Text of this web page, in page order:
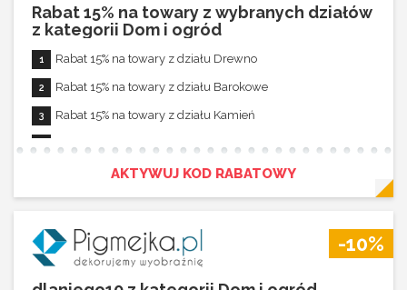
Rabat 15% na towary z wybranych działów
z kategorii Dom i ogród
Rabat 15% na towary z działu Drewno
Rabat 15% na towary z działu Barokowe
Rabat 15% na towary z działu Kamień
Rabat 15% na towary z działu Geometryczne Tła i Desenie
Rabat 15% na towary z działu Cegła
Rabat 15% na towary z działu Skóra
Rabat 15% na towary z działu Abstrakcje
Rabat 15% na towary z działu Nowoczesne
AKTYWUJ KOD RABATOWY
-10%